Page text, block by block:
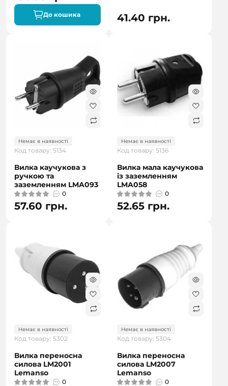
До кошика 41.40 грн.
Немає в наявності
Код товару: 5134
Вилка каучукова з
ручкою та
заземленням LMA093
0
57.60 грн.
Немає в наявності
Код товару: 5136
Вилка мала каучукова
із заземленням
LMA058
0
52.65 грн.
Немає в наявності
Код товару: 5302
Вилка переносна
силова LM2001
Lemanso
0
Немає в наявності
Код товару: 5304
Вилка переносна
силова LM2007
Lemanso
0